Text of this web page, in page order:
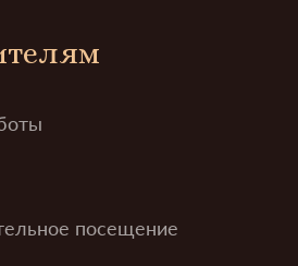
посещение